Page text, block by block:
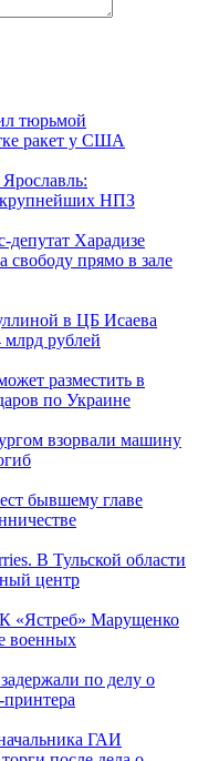
тюрьмой
ракет у США
крупнейших НПЗ
депутат Харадизе
свободу прямо в зале
в ЦБ Исаева
рублей
разместить в
по Украине
взорвали машину
бывшему главе
В Тульской области
центр
«Ястреб» Марущенко
военных
по делу о
ГАИ